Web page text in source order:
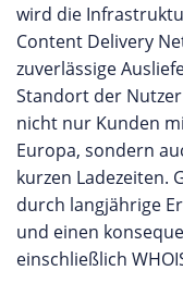
wird die
Content Delivery
zuverlässige
Standort der
nicht nur Kunden
Europa, sondern
kurzen Ladezeiten.
durch langjährige
und einen
einschließlich